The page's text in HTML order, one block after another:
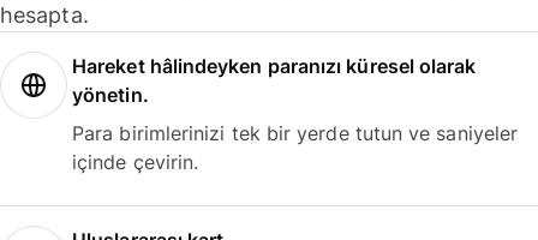
hesapta.
Hareket hâlindeyken paranızı küresel olarak
yönetin.
Para birimlerinizi tek bir yerde tutun ve saniyeler
içinde çevirin.